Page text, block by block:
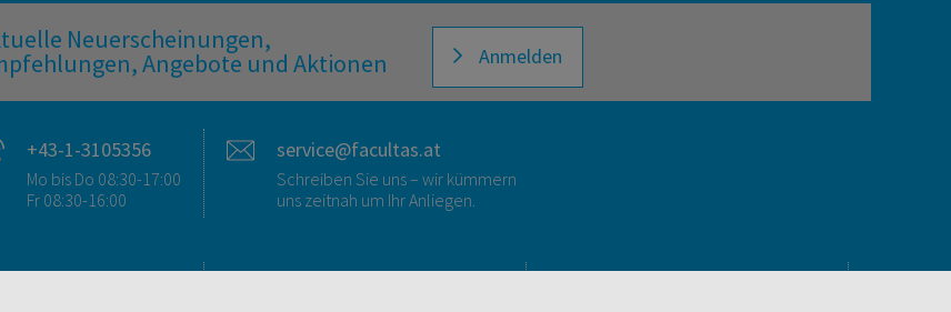
Neuerscheinungen,
Angebote und Aktionen Anmelden
+43-1-3105356
Mo bis Do 08:30-17:00
Fr 08:30-16:00
service@facultas.at
Schreiben Sie uns – wir kümmern
uns zeitnah um Ihr Anliegen.